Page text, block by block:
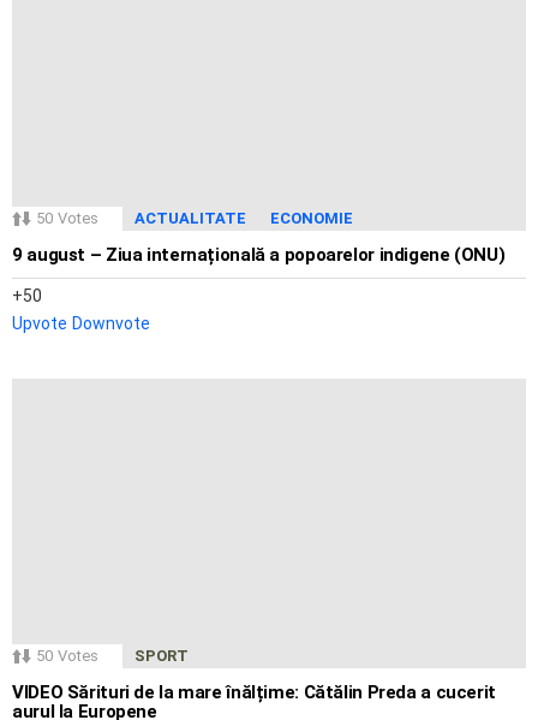
50 Votes ACTUALITATE ECONOMIE
9 august – Ziua internațională a popoarelor indigene (ONU)
50
Upvote Downvote
50 Votes SPORT
VIDEO Sărituri de la mare înălțime: Cătălin Preda a cucerit
aurul la Europene